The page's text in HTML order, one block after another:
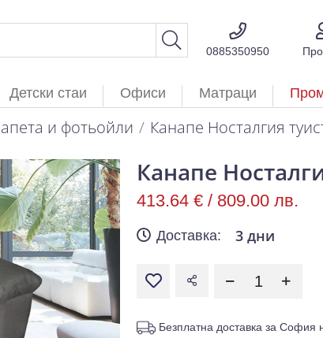
0885350950
Детски стаи Офиси Матраци
и фотьойли Канапе Носталгия
Канапе
413.64 € / 809.00 лв.
Доставка: 3 дни
Безплатна доставка за София